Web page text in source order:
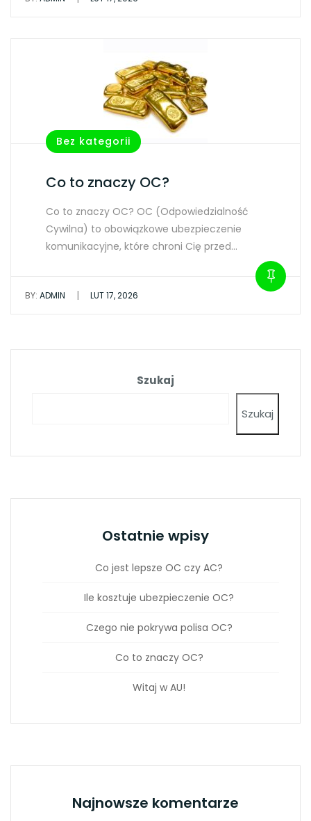
Bez kategorii
Co to znaczy OC?
Co to znaczy OC? OC (Odpowiedzialność
Cywilna) to obowiązkowe ubezpieczenie
komunikacyjne, które chroni Cię przed…
BY: ADMIN | LUT 17, 2026
Szukaj
Szukaj
Ostatnie wpisy
Co jest lepsze OC czy AC?
Ile kosztuje ubezpieczenie OC?
Czego nie pokrywa polisa OC?
Co to znaczy OC?
Witaj w AU!
Najnowsze komentarze